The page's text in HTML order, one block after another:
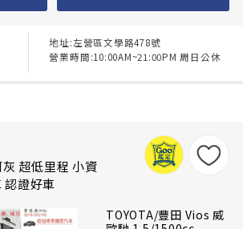
地址:左營區文學路478號
營業時間:10:00AM~21:00PM 周日公休
超低里程 小資
認證好車
TOYOTA/豐田 Vios 威